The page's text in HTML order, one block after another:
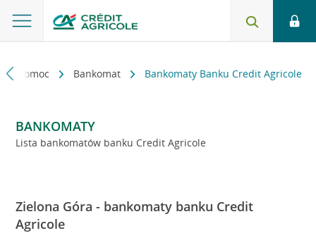
i pomoc Bankomat Bankomaty Banku Credit Agricole
BANKOMATY
Lista bankomatów banku Credit Agricole
Zielona Góra - bankomaty banku Credit
Agricole